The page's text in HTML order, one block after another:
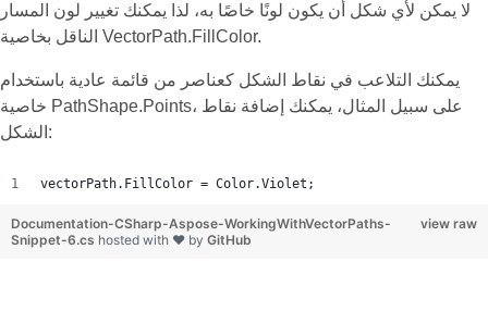
لا يمكن لأي شكل أن يكون لونًا خاصًا به، لذا يمكنك تغيير لون المسار
الناقل بخاصية VectorPath.FillColor.
يمكنك التلاعب في نقاط الشكل كعناصر من قائمة عادية باستخدام
خاصية PathShape.Points، على سبيل المثال، يمكنك إضافة نقاط
الشكل:
vectorPath.FillColor = Color.Violet;
view raw
Documentation-CSharp-Aspose-WorkingWithVectorPaths-
Snippet-6.cs hosted with ❤ by GitHub